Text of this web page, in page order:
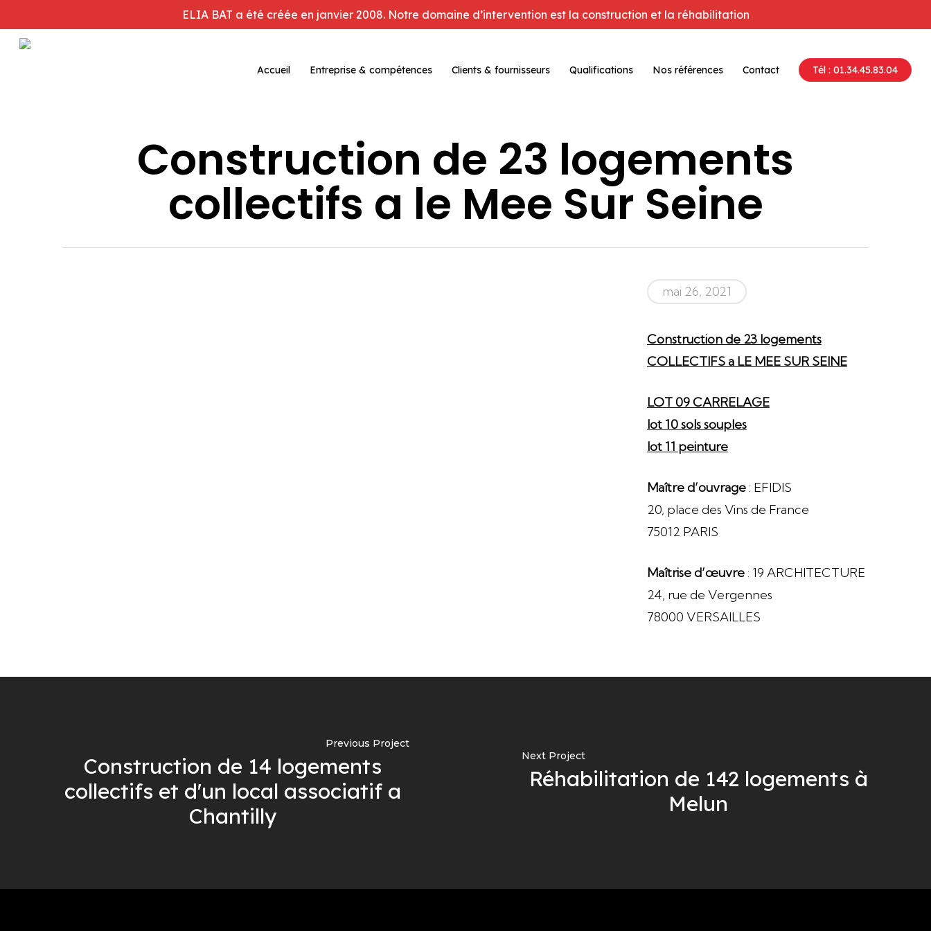
to
main
ELIA BAT a été créée en janvier 2008. Notre domaine d’intervention est la construction et la réhabilitation
Accueil Entreprise & compétences Clients & fournisseurs Qualifications Nos références Contact Tél : 01.34.45.83.04
Construction de 23 logements
collectifs a le Mee Sur Seine
mai 26, 2021
Construction de 23 logements
COLLECTIFS a LE MEE SUR SEINE
LOT 09 CARRELAGE
lot 10 sols souples
lot 11 peinture
Maître d’ouvrage: EFIDIS
20, place des Vins de France
75012 PARIS
Maîtrise d’œuvre: 19 ARCHITECTURE
24, rue de Vergennes
78000 VERSAILLES
Previous Project
Construction de 14 logements
collectifs et d'un local associatif a
Chantilly
Next Project
Réhabilitation de 142 logements à
Melun